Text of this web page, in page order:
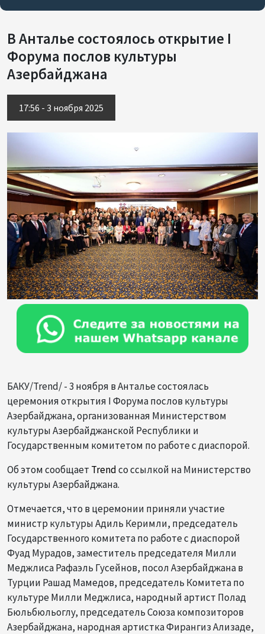
В Анталье состоялось открытие I
Форума послов культуры
Азербайджана
17:56 - 3 ноября 2025
БАКУ/Trend/ - 3 ноября в Анталье состоялась
церемония открытия I Форума послов культуры
Азербайджана, организованная Министерством
культуры Азербайджанской Республики и
Государственным комитетом по работе с диаспорой.
Об этом сообщает Trendсо ссылкой на Министерство
культуры Азербайджана.
Отмечается, что в церемонии приняли участие
министр культуры Адиль Керимли, председатель
Государственного комитета по работе с диаспорой
Фуад Мурадов, заместитель председателя Милли
Меджлиса Рафаэль Гусейнов, посол Азербайджана в
Турции Рашад Мамедов, председатель Комитета по
культуре Милли Меджлиса, народный артист Полад
Бюльбюльоглу, председатель Союза композиторов
Азербайджана, народная артистка Фирангиз Ализаде,